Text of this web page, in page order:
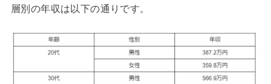
層別の年収は以下の通りです。